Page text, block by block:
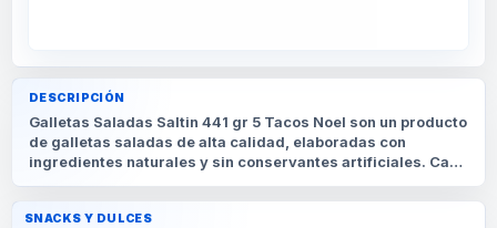
DESCRIPCIÓN
Galletas Saladas Saltin 441 gr 5 Tacos Noel son un producto
de galletas saladas de alta calidad, elaboradas con
ingredientes naturales y sin conservantes artificiales. Cada
SNACKS Y DULCES